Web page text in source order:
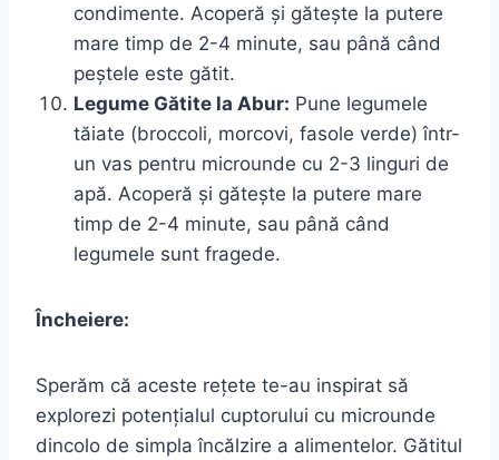
condimente. Acoperă și gătește la putere
mare timp de 2-4 minute, sau până când
peștele este gătit.
Legume Gătite la Abur: Pune legumele
tăiate (broccoli, morcovi, fasole verde) într-
un vas pentru microunde cu 2-3 linguri de
apă. Acoperă și gătește la putere mare
timp de 2-4 minute, sau până când
legumele sunt fragede.
Încheiere:
Sperăm că aceste rețete te-au inspirat să
explorezi potențialul cuptorului cu microunde
dincolo de simpla încălzire a alimentelor. Gătitul